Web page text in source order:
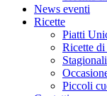
News eventi
Ricette
Piatti
Ricette di
Stagionali
Piccoli